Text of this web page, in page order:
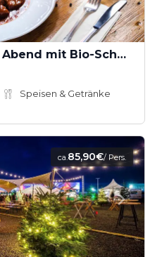
Zünftiger bayrischer Abend mit Bio-Schmankerl im Family Style
Speisen & Getränke
ca.85,90€/ Pers.